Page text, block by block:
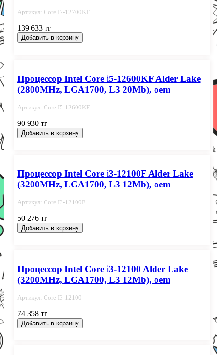
Артикул: Core I7-12700KF
139 633 тг
Добавить в корзину
Процессор Intel Core i5-12600KF Alder Lake
(2800MHz, LGA1700, L3 20Mb), oem
Артикул: Core I5-12600KF
90 930 тг
Добавить в корзину
Процессор Intel Core i3-12100F Alder Lake
(3200MHz, LGA1700, L3 12Mb), oem
Артикул: Core I3-12100F
50 276 тг
Добавить в корзину
Процессор Intel Core i3-12100 Alder Lake
(3200MHz, LGA1700, L3 12Mb), oem
Артикул: Core I3-12100
74 358 тг
Добавить в корзину